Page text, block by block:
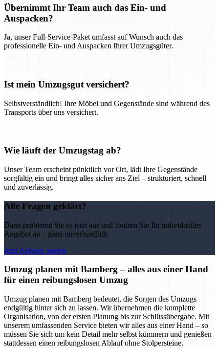
Übernimmt Ihr Team auch das Ein- und
Auspacken?
Ja, unser Full-Service-Paket umfasst auf Wunsch auch das
professionelle Ein- und Auspacken Ihrer Umzugsgüter.
Ist mein Umzugsgut versichert?
Selbstverständlich! Ihre Möbel und Gegenstände sind während des
Transports über uns versichert.
Wie läuft der Umzugstag ab?
Unser Team erscheint pünktlich vor Ort, lädt Ihre Gegenstände
sorgfältig ein und bringt alles sicher ans Ziel – strukturiert, schnell
und zuverlässig.
Alle Fragen geklärt?
Dann probieren Sie es jetzt aus und fordern Sie Ihr individuelles
Angebot an – ganz unverbindlich.
Jetzt Anfrage starten
Umzug planen mit Bamberg – alles aus einer Hand
für einen reibungslosen Umzug
Umzug planen mit Bamberg bedeutet, die Sorgen des Umzugs
endgültig hinter sich zu lassen. Wir übernehmen die komplette
Organisation, von der ersten Planung bis zur Schlüssübergabe. Mit
unserem umfassenden Service bieten wir alles aus einer Hand – so
müssen Sie sich um kein Detail mehr selbst kümmern und genießen
stattdessen einen reibungslosen Ablauf ohne Stolpersteine.